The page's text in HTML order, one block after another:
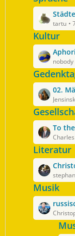
g
e
e
i
t
r
ä
g
e
z
t
e
B
e
i
t
r
ä
g
e
L
e
t
z
t
e
B
e
i
t
r
ä
g
e
tartu
Kultur
L
e
t
z
t
e
B
e
i
t
r
ä
g
e
nobody
L
e
t
z
t
e
B
e
i
t
r
ä
g
e
02.
L
e
t
z
t
e
B
e
i
t
To
Charles
Literatur
L
e
t
z
t
e
Musik
L
e